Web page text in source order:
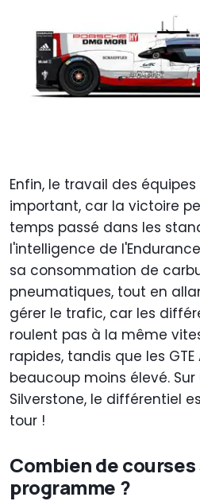
Enfin, le travail des
important, car la victoire
temps passé dans les
l'intelligence de
sa consommation de
pneumatiques, tout en
gérer le trafic, car les
roulent pas à la même
rapides, tandis que les
beaucoup moins élevé.
Silverstone, le différentiel
tour !
Combien de
programme ?